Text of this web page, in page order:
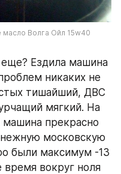
Волга Ойл 15w40
еще? Ездила машина
никаких не
тишайший, ДВС
мягкий. На
прекрасно
московскую
были максимум -13
время вокруг ноля